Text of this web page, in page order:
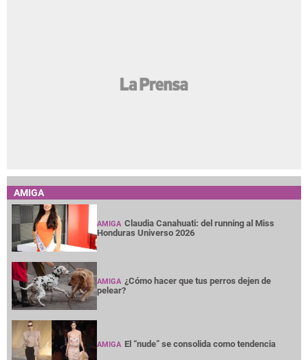
AMIGA
AMIGA Claudia Canahuati: del running al Miss
Honduras Universo 2026
AMIGA ¿Cómo hacer que tus perros dejen de
pelear?
AMIGA El “nude” se consolida como tendencia